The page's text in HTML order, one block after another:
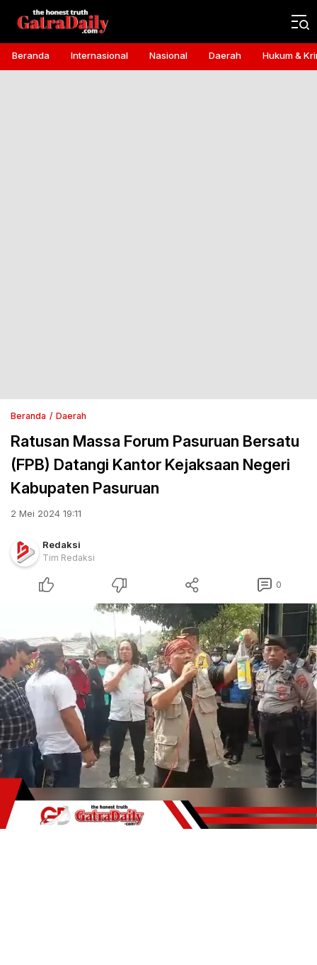
Gatra Daily
the honest truth
Beranda Internasional Nasional Daerah Hukum &
Beranda Daerah
Ratusan Massa Forum Pasuruan Bersatu
(FPB) Datangi Kantor Kejaksaan Negeri
Kabupaten Pasuruan
2 Mei 2024 19:11
Redaksi
Tim Redaksi
0